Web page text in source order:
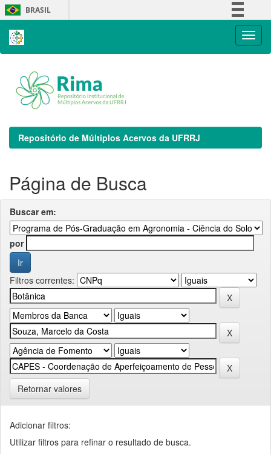
Skip
navigation
BRASIL
Repositório de Múltiplos Acervos da UFRRJ
Página de Busca
Buscar em:
por
Filtros correntes:
Retornar valores
Adicionar filtros:
Utilizar filtros para refinar o resultado de busca.